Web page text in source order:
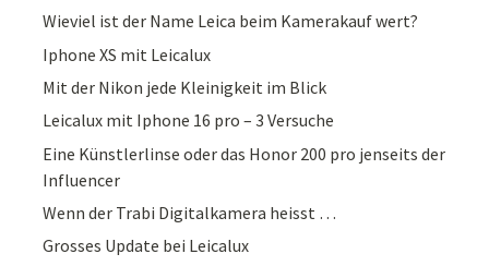
Wieviel ist der Name Leica beim Kamerakauf wert?
Iphone XS mit Leicalux
Mit der Nikon jede Kleinigkeit im Blick
Leicalux mit Iphone 16 pro – 3 Versuche
Eine Künstlerlinse oder das Honor 200 pro jenseits der
Influencer
Wenn der Trabi Digitalkamera heisst …
Grosses Update bei Leicalux